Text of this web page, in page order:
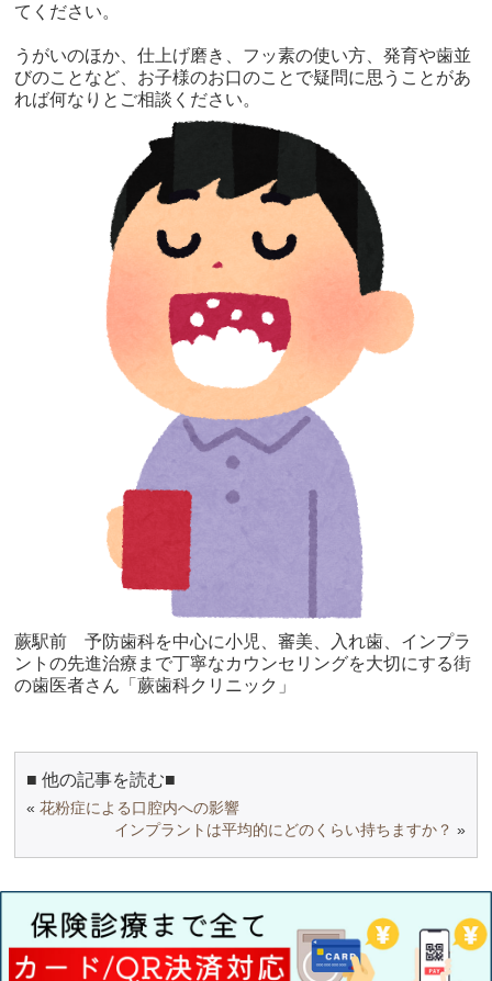
てください。
うがいのほか、仕上げ磨き、フッ素の使い方、発育や歯並
びのことなど、お子様のお口のことで疑問に思うことがあ
れば何なりとご相談ください。
蕨駅前 予防歯科を中心に小児、審美、入れ歯、インプラ
ントの先進治療ま で丁寧なカウンセリングを大切にする街
の歯医者さん「蕨歯科クリニ ック」
■ 他の記事を読む■
«花粉症による口腔内への影響
インプラントは平均的にどのくらい持ちますか？ »